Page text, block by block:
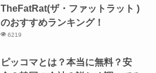
TheFatRat(ザ・ファットラット )
のおすすめランキング！
6219
ピッコマとは？本当に無料？安